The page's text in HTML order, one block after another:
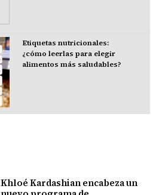
Etiquetas nutricionales:
¿cómo leerlas para elegir
alimentos más saludables?
Khloé Kardashian encabeza un